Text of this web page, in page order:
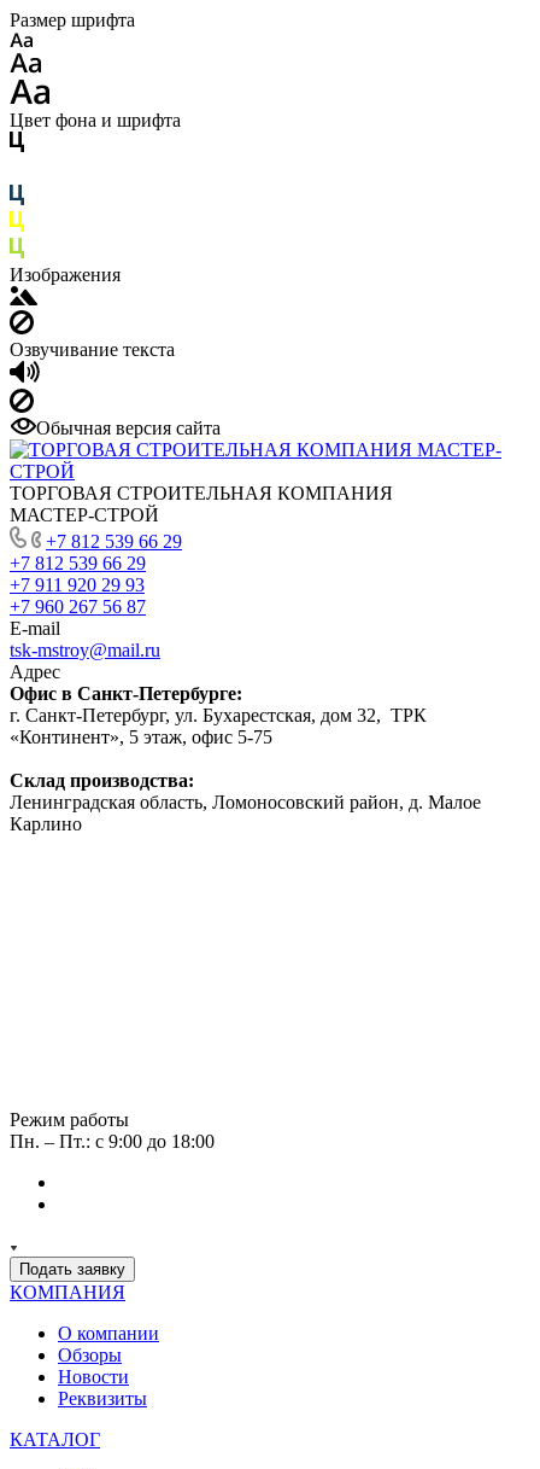
Размер шрифта
Цвет фона и шрифта
Изображения
Озвучивание текста
Обычная версия сайта
ТОРГОВАЯ СТРОИТЕЛЬНАЯ КОМПАНИЯ
МАСТЕР-СТРОЙ
+7 812 539 66 29
+7 812 539 66 29
+7 911 920 29 93
+7 960 267 56 87
E-mail
tsk-mstroy@mail.ru
Адрес
Офис в Санкт-Петербурге:
г. Санкт-Петербург, ул. Бухарестская, дом 32, ТРК
«Континент», 5 этаж, офис 5-75
Склад производства:
Ленинградская область, Ломоносовский район, д. Малое
Карлино
Режим работы
Пн. – Пт.: с 9:00 до 18:00
Подать заявку
КОМПАНИЯ
О компании
Обзоры
Новости
Реквизиты
КАТАЛОГ